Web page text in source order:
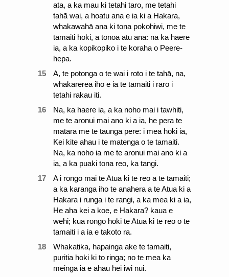
ata, a ka mau ki tetahi taro, me tetahi
tahā wai, a hoatu ana e ia ki a Hakara,
whakawahā ana ki tona pokohiwi, me te
tamaiti hoki, a tonoa atu ana: na ka haere
ia, a ka kopikopiko i te koraha o Peere-
hepa.
15
A, te potonga o te wai i roto i te tahā, na,
whakarerea iho e ia te tamaiti i raro i
tetahi rakau iti.
16
Na, ka haere ia, a ka noho mai i tawhiti,
me te aronui mai ano ki a ia, he pera te
matara me te taunga pere: i mea hoki ia,
Kei kite ahau i te matenga o te tamaiti.
Na, ka noho ia me te aronui mai ano ki a
ia, a ka puaki tona reo, ka tangi.
17
A i rongo mai te Atua ki te reo a te tamaiti;
a ka karanga iho te anahera a te Atua ki a
Hakara i runga i te rangi, a ka mea ki a ia,
He aha kei a koe, e Hakara? kaua e
wehi; kua rongo hoki te Atua ki te reo o te
tamaiti i a ia e takoto ra.
18
Whakatika, hapainga ake te tamaiti,
puritia hoki ki to ringa; no te mea ka
meinga ia e ahau hei iwi nui.